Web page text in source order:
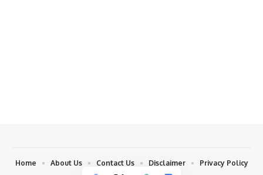
Home About Us Contact Us Disclaimer Privacy Policy